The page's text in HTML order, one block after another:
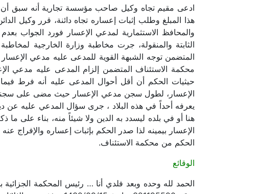
ادعى مقيم تجاه وكيل صاحب مؤسسة تجارية أنه سبق
هذا المبلغ وطلب إثبات إعساره تجاه دائنة، قرر وكيل
والمحافظ الاستثمارية لمدعي الإعسار فورد الجواب
الثابتة والمنقولة، جرت مخاطبة وزارة الخارجية
المتضمن توجه الشبهة القوية للمدعى عليه مدعي
محكمة الاستئناف المتضمن إلزام المدعى عليه مدعي
حيثيات الحكم أن أقل أحوال المدعى عليه أنه فرط
الإعسار، لطول سجن مدعي الإعسار حيث مضى على سجنه
يعرفه أحداً في هذه البلاد ، جرى سؤال المدعي عليه عن
هنا أو في بلده ليسدد به الدين ولا شيئاً منه، بناء على
الإعسار بيمينه لذا صدر الحكم بإثبات إعساره والإفراج
الحكم من محكمة الاستئناف.
الوقائع